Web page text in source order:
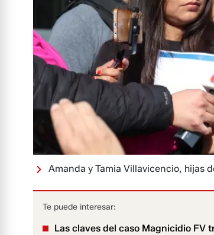
Amanda y Tamia Villavicencio, hijas
Te puede interesar:
Las claves del caso Magnicidio FV